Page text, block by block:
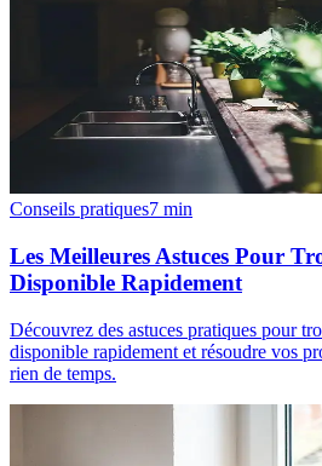
Conseils pratiques7 min
Les Meilleures Astuces Pour
Disponible Rapidement
Découvrez des astuces pratiques pour
disponible rapidement et résoudre vos
rien de temps.